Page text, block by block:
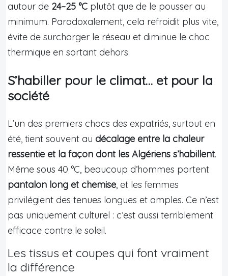
autour de 24–25 °C plutôt que de le pousser au
minimum. Paradoxalement, cela refroidit plus vite,
évite de surcharger le réseau et diminue le choc
thermique en sortant dehors.
S’habiller pour le climat… et pour la
société
L’un des premiers chocs des expatriés, surtout en
été, tient souvent au décalage entre la chaleur
ressentie et la façon dont les Algériens s’habillent.
Même sous 40 °C, beaucoup d’hommes portent
pantalon long et chemise, et les femmes
privilégient des tenues longues et amples. Ce n’est
pas uniquement culturel : c’est aussi terriblement
efficace contre le soleil.
Les tissus et coupes qui font vraiment
la différence